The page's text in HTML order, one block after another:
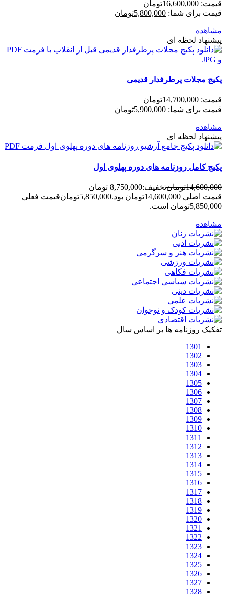
قیمت: 16,600,000تومان
قیمت برای شما: 5,800,000تومان
مشاهده
پیشنهاد لحظه ای
پکیج مجلات پرطرفدار قدیمی
قیمت: 14,700,000تومان
قیمت برای شما: 5,900,000تومان
مشاهده
پیشنهاد لحظه ای
پکیج کامل روزنامه های دوره پهلوی اول
14,600,000تومانتخفیف:8,750,000 تومان
قیمت اصلی 14,600,000تومان بود.
5,850,000تومانقیمت فعلی
5,850,000تومان است.
مشاهده
تفکیک روزنامه ها بر اساس سال
1301
1302
1303
1304
1305
1306
1307
1308
1309
1310
1311
1312
1313
1314
1315
1316
1317
1318
1319
1320
1321
1322
1323
1324
1325
1326
1327
1328